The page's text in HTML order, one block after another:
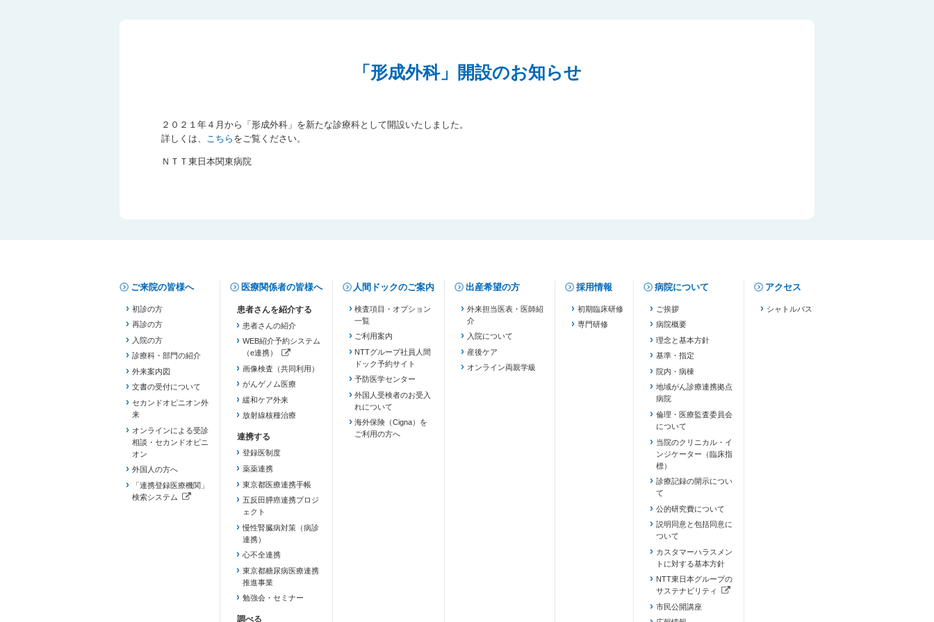
「形成外科」開設のお知らせ
２０２１年４月から「形成外科」を新たな診療科として開設いたしました。
詳しくは、
こちら をご覧ください。
ＮＴＴ東日本関東病院
ご来院の皆様へ
初診の方
再診の方
入院の方
診療科・部門の紹介
外来案内図
文書の受付について
セカンドオピニオン外
来
オンラインによる受診
相談・セカンドオピニ
オン
外国人の方へ
「連携登録医療機関」
検索システム
医療関係者の皆様へ
患者さんの紹介
WEB紹介予約システム
（e連携）
（新しいタブで開きます）
画像検査（共同利用）
がんゲノム医療
緩和ケア外来
放射線核種治療
登録医制度
薬薬連携
東京都医療連携手帳
五反田膵癌連携プロジ
ェクト
慢性腎臓病対策（病診
連携）
心不全連携
東京都糖尿病医療連携
推進事業
勉強会・セミナー
人間ドックのご案内
検査項目・オプション
一覧
ご利用案内
NTTグループ社員人間
ドック予約サイト
予防医学センター
外国人受検者のお受入
れについて
海外保険（Cigna）を
ご利用の方へ
出産希望の方
外来担当医表・医師紹
介
入院について
産後ケア
オンライン両親学級
採用情報
初期臨床研修
専門研修
病院について
ご挨拶
病院概要
理念と基本方針
基準・指定
院内・病棟
地域がん診療連携拠点
病院
倫理・医療監査委員会
について
当院のクリニカル・イ
ンジケーター（臨床指
標）
診療記録の開示につい
て
公的研究費について
説明同意と包括同意に
ついて
カスタマーハラスメン
トに対する基本方針
NTT東日本グループの
サステナビリティ
（新しいタブで開きます）
市民公開講座
アクセス
シャトルバス